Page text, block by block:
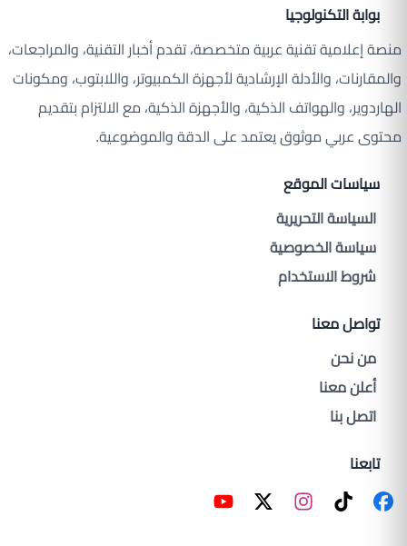
بوابة التكنولوجيا
منصة إعلامية تقنية عربية متخصصة، تقدم أخبار التقنية، والمراجعات،
والمقارنات، والأدلة الإرشادية لأجهزة الكمبيوتر، واللابتوب، ومكونات
الهاردوير، والهواتف الذكية، والأجهزة الذكية، مع الالتزام بتقديم
محتوى عربي موثوق يعتمد على الدقة والموضوعية.
سياسات الموقع
السياسة التحريرية
سياسة الخصوصية
شروط الاستخدام
تواصل معنا
من نحن
أعلن معنا
اتصل بنا
تابعنا